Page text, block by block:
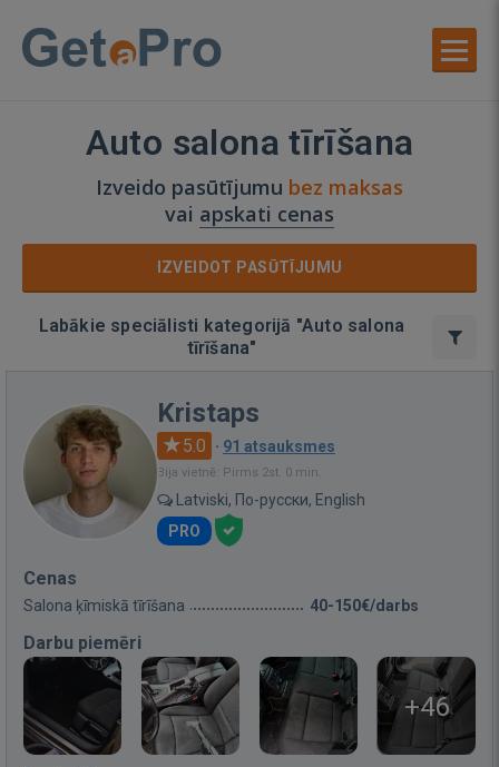
Auto salona tīrīšana
Izveido pasūtījumu bez maksas
vai apskati cenas
IZVEIDOT PASŪTĪJUMU
Labākie speciālisti kategorijā "Auto salona
tīrīšana"
Kristaps
5.0 · 91 atsauksmes
Bija vietnē: Pirms 2st. 0 min.
Latviski, По-русски, English
PRO
Cenas
Salona ķīmiskā tīrīšana 40-150€/darbs
Darbu piemēri
+46